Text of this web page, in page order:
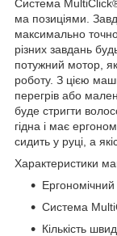
Система
ма позиціями.
максимально точно
різних завдань
потужний мотор,
роботу. З цією
перегрів або
буде стригти
гідна і має
сидить у руці, а
Характеристики
Система
Кількість